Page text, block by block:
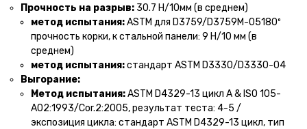
Прочность на разрыв: 30.7 Н/10мм (в среднем)
метод испытания:ASTM для D3759/D3759M-05180º
прочность корки, к стальной панели: 9 Н/10 мм (в
среднем)
метод испытания:стандарт ASTM D3330/D3330-04
Выгорание:
Метод испытания:ASTM D4329-13 цикл A & ISO 105-
A02:1993/Cor.2:2005, результат теста: 4-5 /
экспозиция цикла: стандарт ASTM D4329-13 цикл, тип